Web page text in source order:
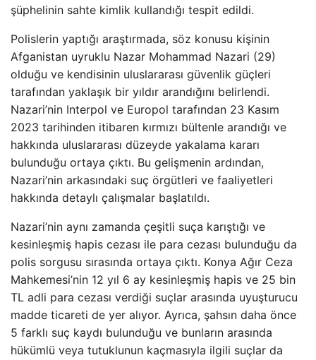
şüphelinin sahte kimlik kullandığı tespit edildi.
Polislerin yaptığı araştırmada, söz konusu kişinin
Afganistan uyruklu Nazar Mohammad Nazari (29)
olduğu ve kendisinin uluslararası güvenlik güçleri
tarafından yaklaşık bir yıldır arandığını belirlendi.
Nazari’nin Interpol ve Europol tarafından 23 Kasım
2023 tarihinden itibaren kırmızı bültenle arandığı ve
hakkında uluslararası düzeyde yakalama kararı
bulunduğu ortaya çıktı. Bu gelişmenin ardından,
Nazari’nin arkasındaki suç örgütleri ve faaliyetleri
hakkında detaylı çalışmalar başlatıldı.
Nazari’nin aynı zamanda çeşitli suça karıştığı ve
kesinleşmiş hapis cezası ile para cezası bulunduğu da
polis sorgusu sırasında ortaya çıktı. Konya Ağır Ceza
Mahkemesi’nin 12 yıl 6 ay kesinleşmiş hapis ve 25 bin
TL adli para cezası verdiği suçlar arasında uyuşturucu
madde ticareti de yer alıyor. Ayrıca, şahsın daha önce
5 farklı suç kaydı bulunduğu ve bunların arasında
hükümlü veya tutuklunun kaçmasıyla ilgili suçlar da